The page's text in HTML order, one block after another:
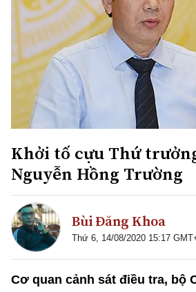
Khởi tố cựu Thứ
Nguyễn Hồng Trường
Bùi Đăng Khoa
Thứ 6, 14/08/2020 15:17
Cơ quan cảnh sát điều tra, bộ